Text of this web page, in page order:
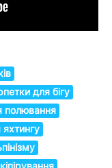
для бігу
полювання